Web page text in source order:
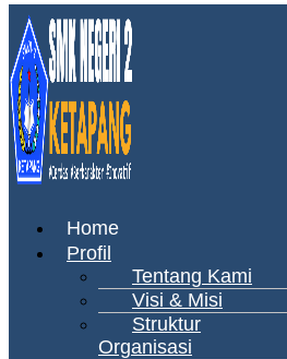
Menu
Home
Profil
Tentang Kami
Visi & Misi
Struktur
Organisasi